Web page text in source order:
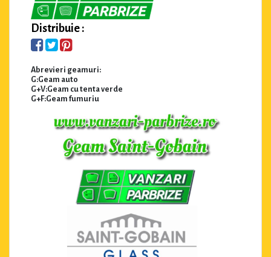
Distribuie :
Abrevieri geamuri:
G:Geam auto
G+V:Geam cu tenta verde
G+F:Geam fumuriu